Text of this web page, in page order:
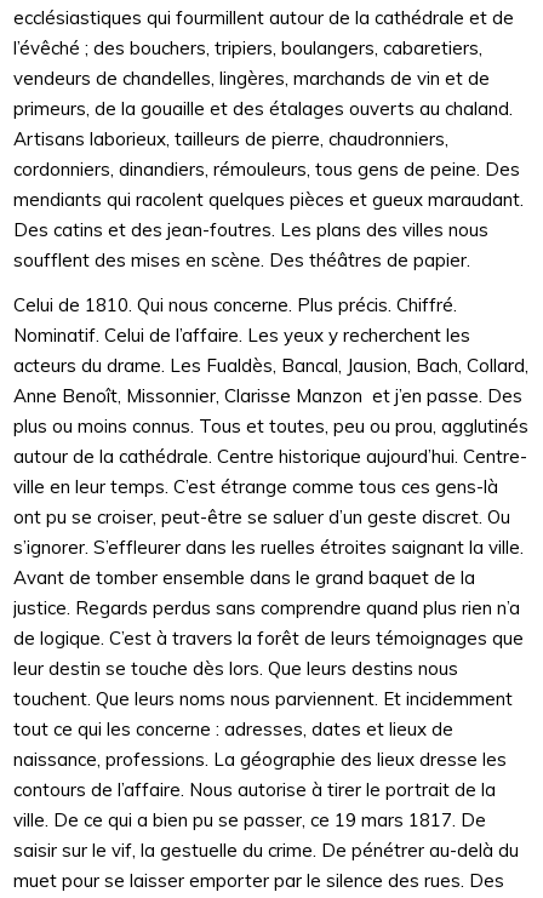
ecclésiastiques qui fourmillent autour de la cathédrale et de
l’évêché ; des bouchers, tripiers, boulangers, cabaretiers,
vendeurs de chandelles, lingères, marchands de vin et de
primeurs, de la gouaille et des étalages ouverts au chaland.
Artisans laborieux, tailleurs de pierre, chaudronniers,
cordonniers, dinandiers, rémouleurs, tous gens de peine. Des
mendiants qui racolent quelques pièces et gueux maraudant.
Des catins et des jean-foutres. Les plans des villes nous
soufflent des mises en scène. Des théâtres de papier.
Celui de 1810. Qui nous concerne. Plus précis. Chiffré.
Nominatif. Celui de l’affaire. Les yeux y recherchent les
acteurs du drame. Les Fualdès, Bancal, Jausion, Bach, Collard,
Anne Benoît, Missonnier, Clarisse Manzon et j’en passe. Des
plus ou moins connus. Tous et toutes, peu ou prou, agglutinés
autour de la cathédrale. Centre historique aujourd’hui. Centre-
ville en leur temps. C’est étrange comme tous ces gens-là
ont pu se croiser, peut-être se saluer d’un geste discret. Ou
s’ignorer. S’effleurer dans les ruelles étroites saignant la ville.
Avant de tomber ensemble dans le grand baquet de la
justice. Regards perdus sans comprendre quand plus rien n’a
de logique. C’est à travers la forêt de leurs témoignages que
leur destin se touche dès lors. Que leurs destins nous
touchent. Que leurs noms nous parviennent. Et incidemment
tout ce qui les concerne : adresses, dates et lieux de
naissance, professions. La géographie des lieux dresse les
contours de l’affaire. Nous autorise à tirer le portrait de la
ville. De ce qui a bien pu se passer, ce 19 mars 1817. De
saisir sur le vif, la gestuelle du crime. De pénétrer au-delà du
muet pour se laisser emporter par le silence des rues. Des